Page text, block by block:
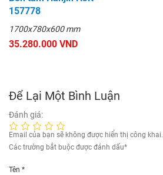
157778
1700x780x600 mm
35.280.000 VND
Để Lại Một Bình Luận
Đánh giá:
Email của bạn sẽ không được hiển thị công khai.
Các trường bắt buộc được đánh dấu*
Tên *